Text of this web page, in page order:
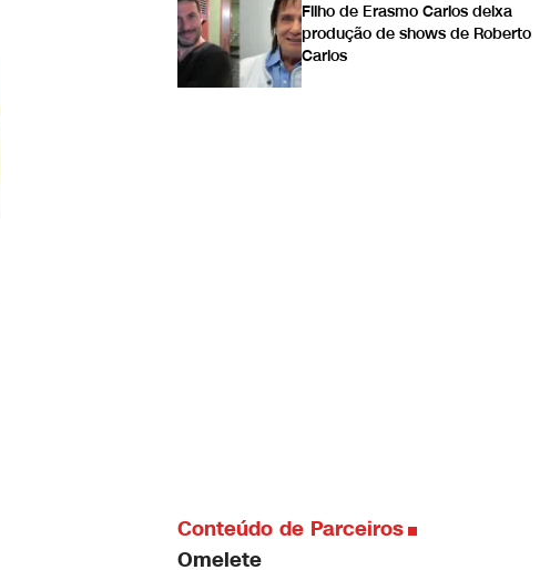
Filho de Erasmo Carlos deixa
produção de shows de Roberto
Carlos
Conteúdo de Parceiros
Omelete